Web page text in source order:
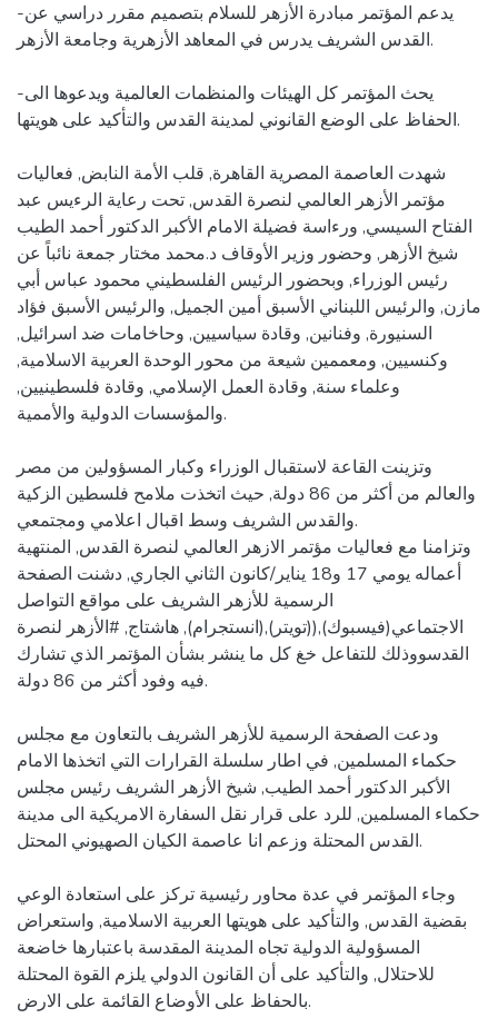
-يدعم المؤتمر مبادرة الأزهر للسلام بتصميم مقرر دراسي عن
القدس الشريف يدرس في المعاهد الأزهرية وجامعة الأزهر.
-يحث المؤتمر كل الهيئات والمنظمات العالمية ويدعوها الى
الحفاظ على الوضع القانوني لمدينة القدس والتأكيد على هويتها.
شهدت العاصمة المصرية القاهرة, قلب الأمة النابض, فعاليات
مؤتمر الأزهر العالمي لنصرة القدس, تحت رعاية الرءيس عبد
الفتاح السيسي, ورءاسة فضيلة الامام الأكبر الدكتور أحمد الطيب
شيخ الأزهر, وحضور وزير الأوقاف د.محمد مختار جمعة نائباً عن
رئيس الوزراء, وبحضور الرئيس الفلسطيني محمود عباس أبي
مازن, والرئيس اللبناني الأسبق أمين الجميل, والرئيس الأسبق فؤاد
السنيورة, وفنانين, وقادة سياسيين, وحاخامات ضد اسرائيل,
وكنسيين, ومعممين شيعة من محور الوحدة العربية الاسلامية,
وعلماء سنة, وقادة العمل الإسلامي, وقادة فلسطينيين,
والمؤسسات الدولية والأممية.
وتزينت القاعة لاستقبال الوزراء وكبار المسؤولين من مصر
والعالم من أكثر من 86 دولة, حيث اتخذت ملامح فلسطين الزكية
والقدس الشريف وسط اقبال اعلامي ومجتمعي.
وتزامنا مع فعاليات مؤتمر الازهر العالمي لنصرة القدس, المنتهية
أعماله يومي 17 و18 يناير/كانون الثاني الجاري, دشنت الصفحة
الرسمية للأزهر الشريف على مواقع التواصل
الاجتماعي(فيسبوك),((تويتر),(انستجرام), هاشتاج, #الأزهر لنصرة
القدسووذلك للتفاعل خغ كل ما ينشر بشأن المؤتمر الذي تشارك
فيه وفود أكثر من 86 دولة.
ودعت الصفحة الرسمية للأزهر الشريف بالتعاون مع مجلس
حكماء المسلمين, في اطار سلسلة القرارات التي اتخذها الامام
الأكبر الدكتور أحمد الطيب, شيخ الأزهر الشريف رئيس مجلس
حكماء المسلمين, للرد على قرار نقل السفارة الامريكية الى مدينة
القدس المحتلة وزعم انا عاصمة الكيان الصهيوني المحتل.
وجاء المؤتمر في عدة محاور رئيسية تركز على استعادة الوعي
بقضية القدس, والتأكيد على هويتها العربية الاسلامية, واستعراض
المسؤولية الدولية تجاه المدينة المقدسة باعتبارها خاضعة
للاحتلال, والتأكيد على أن القانون الدولي يلزم القوة المحتلة
بالحفاظ على الأوضاع القائمة على الارض.